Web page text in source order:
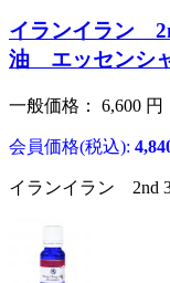
イランイラン
油 エッセンシ
一般価格： 6,600 円
会員価格(税込):
イランイラン 2nd